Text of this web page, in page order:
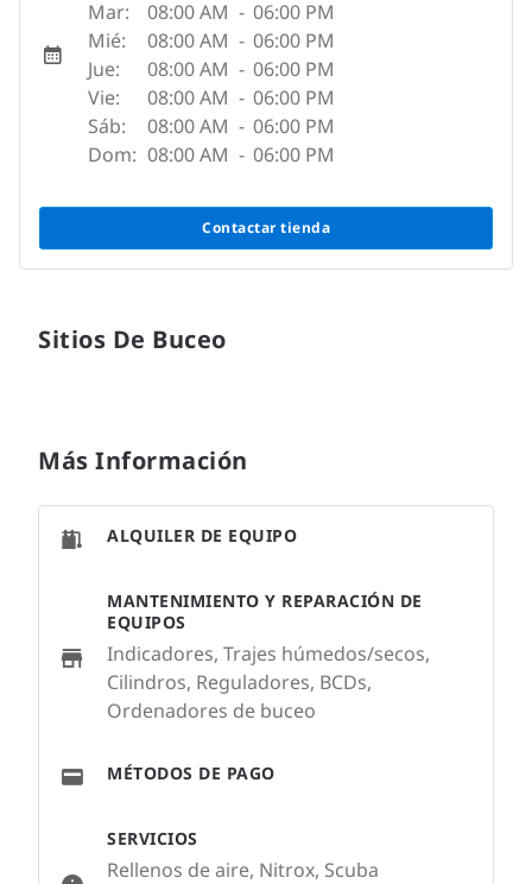
Mar:
08:00 AM - 06:00 PM
Mié:
08:00 AM - 06:00 PM
Jue:
08:00 AM - 06:00 PM
Vie:
08:00 AM - 06:00 PM
Sáb:
08:00 AM - 06:00 PM
Dom: 08:00 AM - 06:00 PM
Contactar tienda
Sitios De Buceo
Más Información
SERVICIOS
Rellenos de aire, Nitrox, Scuba
ALQUILER DE EQUIPO
MANTENIMIENTO Y REPARACIÓN DE
EQUIPOS
Indicadores, Trajes húmedos/secos,
Cilindros, Reguladores, BCDs,
Ordenadores de buceo
MÉTODOS DE PAGO